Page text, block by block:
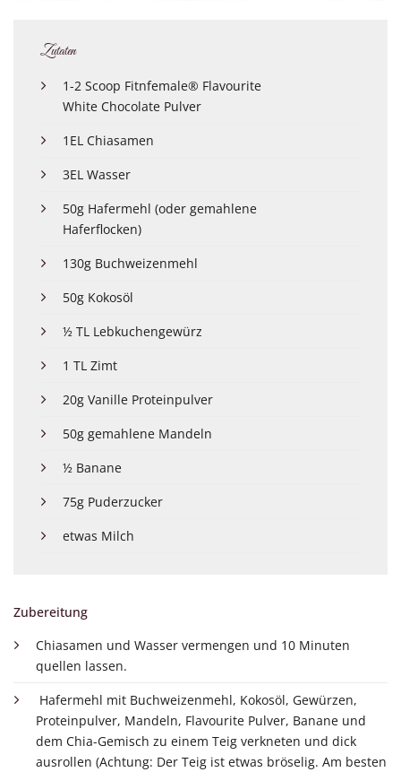
Zutaten
1-2 Scoop Fitnfemale® Flavourite
White Chocolate Pulver
1EL Chiasamen
3EL Wasser
50g Hafermehl (oder gemahlene
Haferflocken)
130g Buchweizenmehl
50g Kokosöl
½ TL Lebkuchengewürz
1 TL Zimt
20g Vanille Proteinpulver
50g gemahlene Mandeln
½ Banane
75g Puderzucker
etwas Milch
Zubereitung
Chiasamen und Wasser vermengen und 10 Minuten
quellen lassen.
Hafermehl mit Buchweizenmehl, Kokosöl, Gewürzen,
Proteinpulver, Mandeln, Flavourite Pulver, Banane und
dem Chia-Gemisch zu einem Teig verkneten und dick
ausrollen (Achtung: Der Teig ist etwas bröselig. Am besten